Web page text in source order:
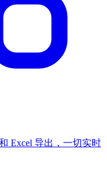
Excel 导出，一切实时